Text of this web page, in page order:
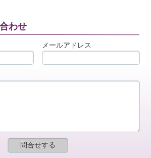
わせ
メールアドレス